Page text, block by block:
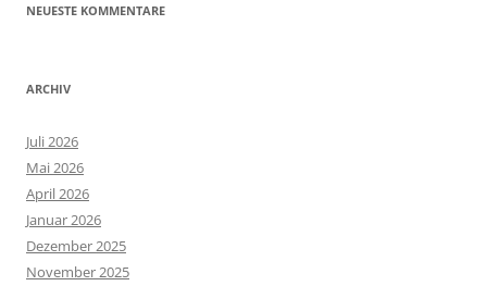
NEUESTE KOMMENTARE
ARCHIV
Juli 2026
Mai 2026
April 2026
Januar 2026
Dezember 2025
November 2025